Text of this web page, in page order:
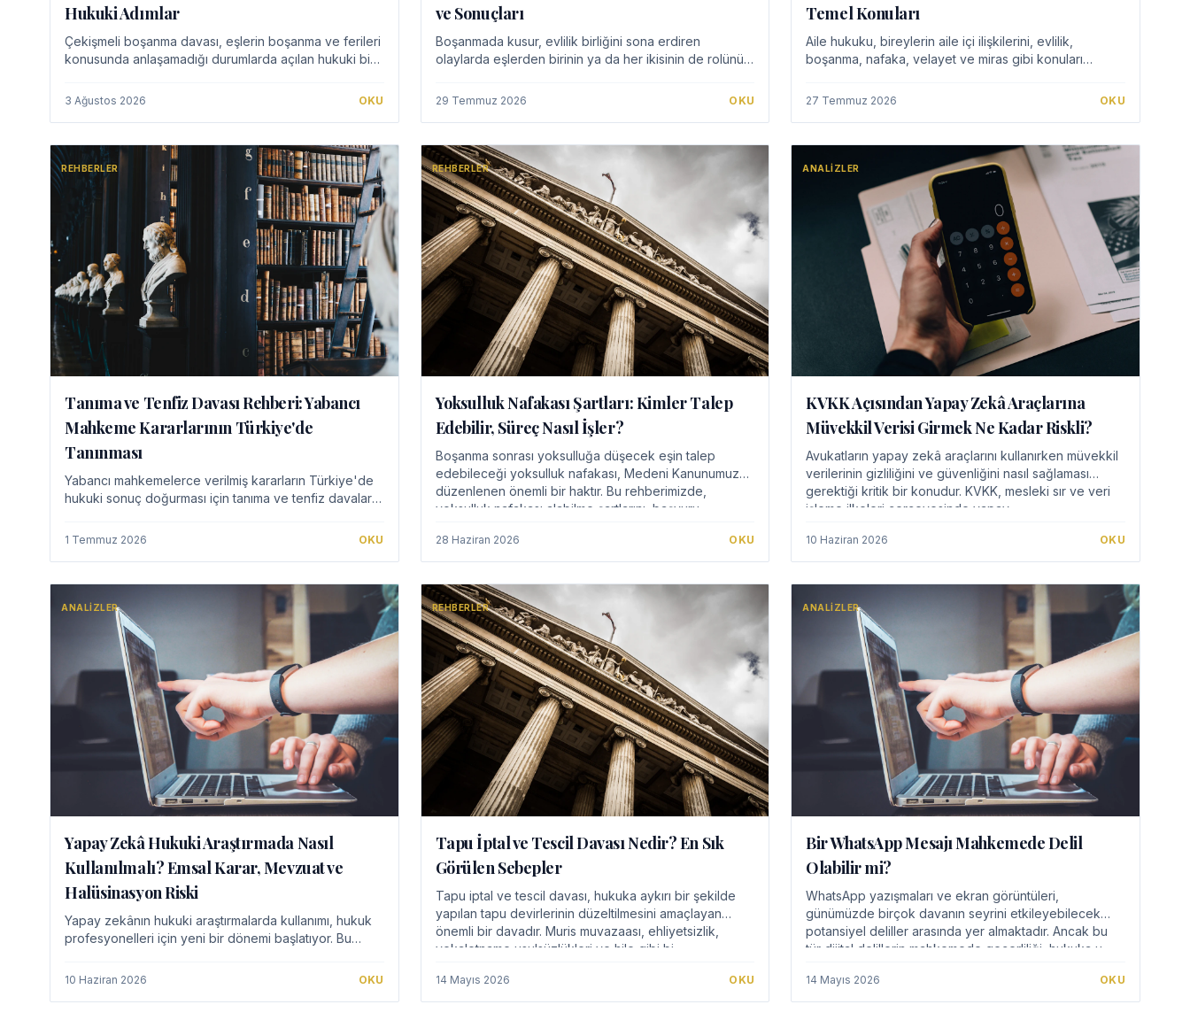
Hukuki Adımlar
Çekişmeli boşanma davası, eşlerin boşanma ve ferileri
konusunda anlaşamadığı durumlarda açılan hukuki bir
uzun ve karmaşık olabilir, çünkü kusur t…
3 Ağustos 2026 OKU
ve Sonuçları
Boşanmada kusur, evlilik birliğini sona erdiren
olaylarda eşlerden birinin ya da her ikisinin de rolünü
boşanmanın hukuki sonuçlarını, özellikle m…
29 Temmuz 2026 OKU
Temel Konuları
Aile hukuku, bireylerin aile içi ilişkilerini, evlilik,
boşanma, nafaka, velayet ve miras gibi konuları
yer alan bu hükümler, aile kurumunun korunmasın…
27 Temmuz 2026 OKU
REHBERLER
Tanıma ve Tenfiz Davası Rehberi: Yabancı
Mahkeme Kararlarının Türkiye'de
Tanınması
Yabancı mahkemelerce verilmiş kararların Türkiye'de
hukuki sonuç doğurması için tanıma ve tenfiz davaları
davasının ne olduğunu, hangi şartlarda açı…
1 Temmuz 2026 OKU
REHBERLER
Yoksulluk Nafakası Şartları: Kimler Talep
Edebilir, Süreç Nasıl İşler?
Boşanma sonrası yoksulluğa düşecek eşin talep
edebileceği yoksulluk nafakası, Medeni Kanunumuzda
düzenlenen önemli bir haktır. Bu rehberimizde,
yoksulluk nafakası alabilme şartlarını, başvuru
28 Haziran 2026 OKU
ANALIZLER
KVKK Açısından Yapay Zekâ Araçlarına
Müvekkil Verisi Girmek Ne Kadar Riskli?
Avukatların yapay zekâ araçlarını kullanırken müvekkil
verilerinin gizliliğini ve güvenliğini nasıl sağlaması
gerektiği kritik bir konudur. KVKK, mesleki sır ve veri
işleme ilkeleri çerçevesinde yapay…
10 Haziran 2026 OKU
ANALIZLER
Yapay Zekâ Hukuki Araştırmada Nasıl
Kullanılmalı? Emsal Karar, Mevzuat ve
Halüsinasyon Riski
Yapay zekânın hukuki araştırmalarda kullanımı, hukuk
profesyonelleri için yeni bir dönemi başlatıyor. Bu
sunduğu avantajlar kadar, "halüsinasyon" gibi po…
10 Haziran 2026 OKU
REHBERLER
Tapu İptal ve Tescil Davası Nedir? En Sık
Görülen Sebepler
Tapu iptal ve tescil davası, hukuka aykırı bir şekilde
yapılan tapu devirlerinin düzeltilmesini amaçlayan
önemli bir davadır. Muris muvazaası, ehliyetsizlik,
vekaletname usulsüzlükleri ve hile gibi bi…
14 Mayıs 2026 OKU
ANALIZLER
Bir WhatsApp Mesajı Mahkemede Delil
Olabilir mi?
WhatsApp yazışmaları ve ekran görüntüleri,
günümüzde birçok davanın seyrini etkileyebilecek
potansiyel deliller arasında yer almaktadır. Ancak bu
tür dijital delillerin mahkemede geçerliliği, hukuka u…
14 Mayıs 2026 OKU